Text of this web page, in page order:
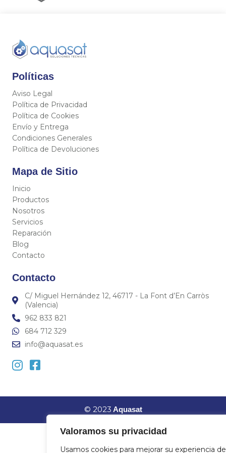
Valoramos su privacidad
Usamos cookies para mejorar su experiencia de
Políticas
Aviso Legal
Política de Privacidad
Política de Cookies
Envío y Entrega
Condiciones Generales
Política de Devoluciones
Mapa de Sitio
Inicio
Productos
Nosotros
Servicios
Reparación
Blog
Contacto
Contacto
C/ Miguel Hernández 12, 46717 - La Font d’En Carròs
(Valencia)
962 833 821
684 712 329
info@aquasat.es
© 2023 Aquasat